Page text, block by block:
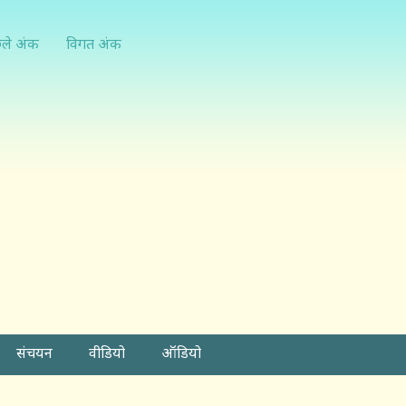
अंक विगत अंक
संचयन वीडियो ऑडियो